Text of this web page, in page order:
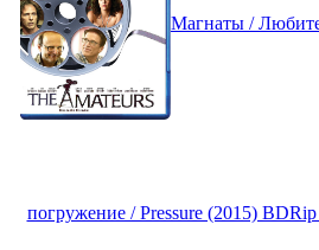
Магнаты /
погружение / Pressure (2015)